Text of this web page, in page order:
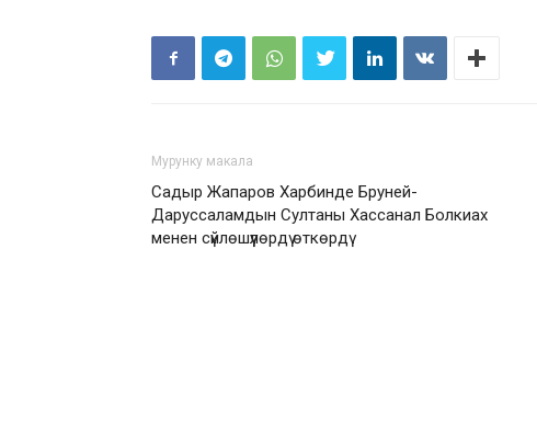
Мурунку макала
Садыр Жапаров Харбинде Бруней-
Даруссаламдын Султаны Хассанал Болкиах
менен сүйлөшүүлөрдү өткөрдү